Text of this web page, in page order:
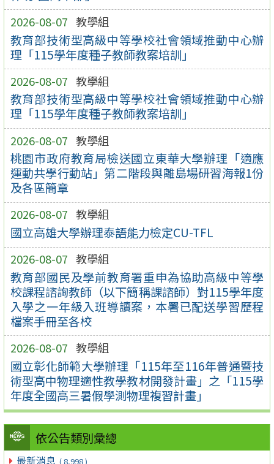
2026-08-07 教學組
教育部技術型高級中等學校社會領域推動中心辦
理「115學年度種子教師教案培訓」
2026-08-07 教學組
教育部技術型高級中等學校社會領域推動中心辦
理「115學年度種子教師教案培訓」
2026-08-07 教學組
桃園市政府教育局檢送國立東華大學辦理「適應
運動共學行動站」第二階段與離島場研習海報1份
及各區簡章
2026-08-07 教學組
國立高雄大學辦理泰語能力檢定CU-TFL
2026-08-07 教學組
教育部國民及學前教育署重申為協助高級中等學
校課程諮詢教師（以下簡稱課諮師）對115學年度
入學之一年級入班導讀案，本署已配送學習歷程
檔案手冊至各校
2026-08-07 教學組
國立彰化師範大學辦理「115年至116年普通暨技
術型高中物理適性教學教材開發計畫」之「115學
年度全國高三暑假學測物理複習計畫」
依公告類別彙總
最新消息 ( 8,998 )